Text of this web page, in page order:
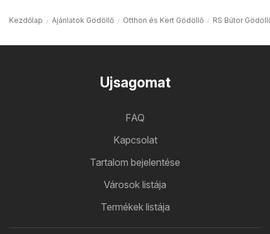
Kezdőlap Ajánlatok Gödöllő Otthon és Kert Gödöllő RS Bútor
Ujsagomat
FAQ
Kapcsolat
Tartalom bejelentése
Városok listája
Termékek listája